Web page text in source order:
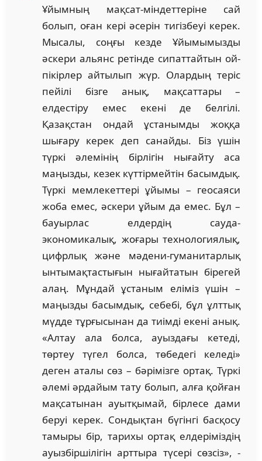
Ұйымның мақсат-міндеттеріне сай
болып, оған кері әсерін тигізбеуі керек.
Мысалы, соңғы кезде Ұйымымызды
әскери альянс ретінде сипаттайтын ой-
пікірлер айтылып жүр. Олардың теріс
пейілі бізге анық, мақсаттары –
елдестіру емес екені де белгілі.
Қазақстан ондай ұстанымды жоққа
шығару керек деп санайды. Біз үшін
түркі әлемінің бірлігін нығайту аса
маңызды, кезек күттірмейтін басымдық.
Түркі мемлекеттері ұйымы – геосаяси
жоба емес, әскери ұйым да емес. Бұл –
бауырлас елдердің сауда-
экономикалық, жоғары технологиялық,
цифрлық және мәдени-гуманитарлық
ынтымақтастығын нығайтатын бірегей
алаң. Мұндай ұстаным еліміз үшін –
маңызды басымдық, себебі, бұл ұлттық
мүдде тұрғысынан да тиімді екені анық.
«Алтау ала болса, ауыздағы кетеді,
төртеу түгел болса, төбедегі келеді»
деген аталы сөз – бәрімізге ортақ. Түркі
әлемі әрдайым тату болып, алға қойған
мақсатынан ауытқымай, бірлесе дами
беруі керек. Сондықтан бүгінгі басқосу
тамыры бір, тарихы ортақ елдеріміздің
ауызбіршілігін арттыра түсері сөзсіз», -